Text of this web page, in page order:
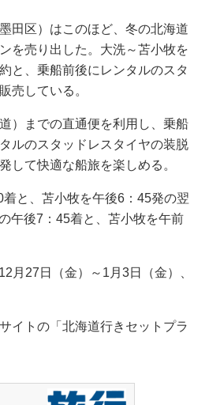
田区）はこのほど、冬の北海道
を売り出した。大洗～苫小牧を
と、乗船前後にレンタルのスタ
売している。
）までの直通便を利用し、乗船
ルのスタッドレスタイヤの装脱
して快適な船旅を楽しめる。
と、苫小牧を午後6：45発の翌
午後7：45着と、苫小牧を午前
27日（金）～1月3日（金）、
イトの「北海道行きセットプラ